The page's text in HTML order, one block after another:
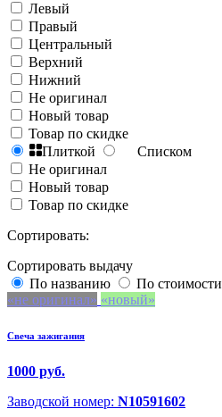
Левый
Правый
Центральный
Верхний
Нижний
Не оригинал
Новый товар
Товар по скидке
Плиткой
Списком
Не оригинал
Новый товар
Товар по скидке
Сортировать:
Сортировать выдачу
По названию
По стоимости
не оригинал
новый
Свеча зажигания
1000 руб.
Заводской номер: N10591602